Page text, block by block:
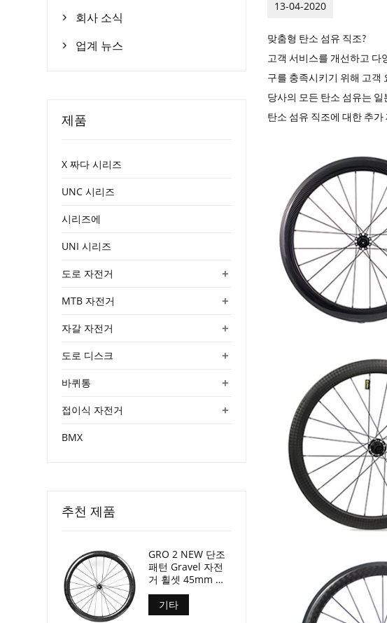
13-04-2020
맞춤형 탄소 섬유 직조?
고객 서비스를 개선하고 다
구를 충족시키기 위해 고객
당사의 모든 탄소 섬유는
탄소 섬유 직조에 대한 추
 회사 소식
 업계 뉴스
제품
X 짜다 시리즈
UNC 시리즈
시리즈에
UNI 시리즈
+
도로 자전거
+
MTB 자전거
+
자갈 자전거
+
도로 디스크
+
바퀴통
+
접이식 자전거
BMX
추천 제품
GRO 2 NEW 단조
패턴 Gravel 자전
거 휠셋 45mm 깊
이 24mm 내부 너
기타